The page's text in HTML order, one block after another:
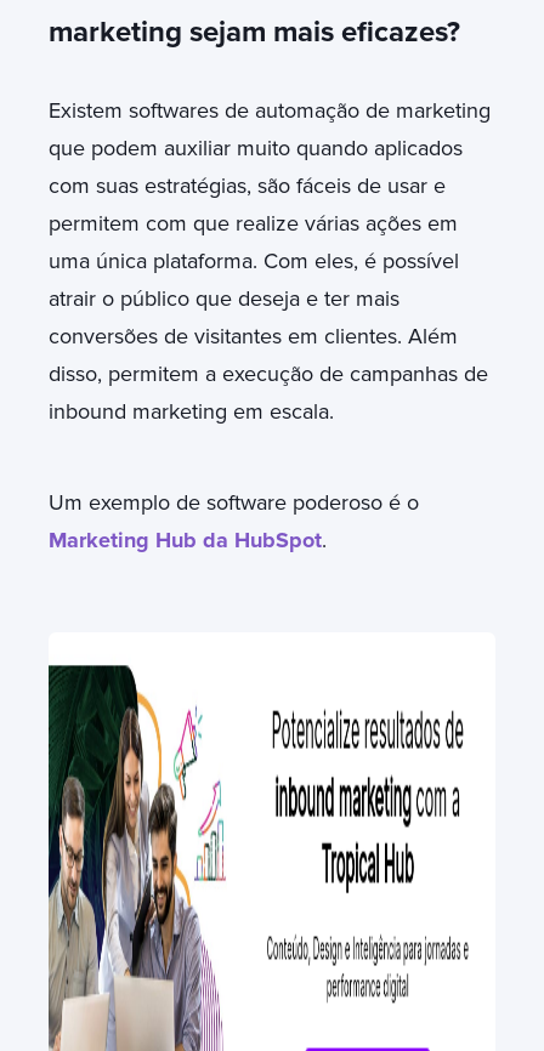
marketing sejam mais eficazes?
Existem softwares de automação de marketing
que podem auxiliar muito quando aplicados
com suas estratégias, são fáceis de usar e
permitem com que realize várias ações em
uma única plataforma. Com eles, é possível
atrair o público que deseja e ter mais
conversões de visitantes em clientes. Além
disso, permitem a execução de campanhas de
inbound marketing em escala.
Um exemplo de software poderoso é o
Marketing Hub da HubSpot.